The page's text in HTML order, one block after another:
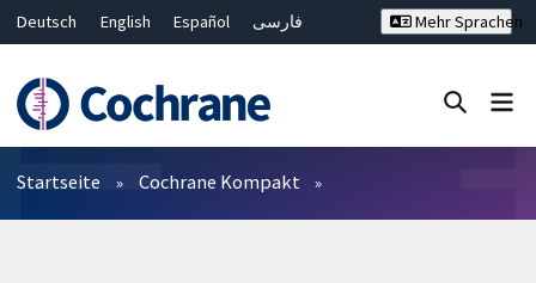
Deutsch English Español
فارسی
Bahasa Malaysia
ไทย
繁體中文
简体中文
Mehr Sprachen
Filter
Startseite Cochrane Kompakt